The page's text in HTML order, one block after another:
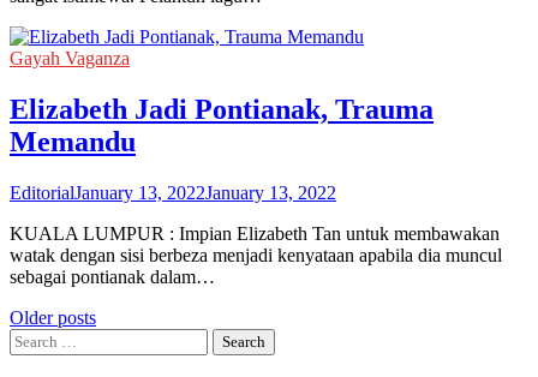
Gayah Vaganza
Elizabeth Jadi Pontianak, Trauma
Memandu
EditorialJanuary 13, 2022January 13, 2022
KUALA LUMPUR : Impian Elizabeth Tan untuk membawakan
watak dengan sisi berbeza menjadi kenyataan apabila dia muncul
sebagai pontianak dalam…
Posts
navigation
Older posts
Search
for: